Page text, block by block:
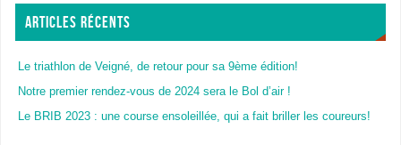
ARTICLES RÉCENTS
Le triathlon de Veigné, de retour pour sa 9ème édition!
Notre premier rendez-vous de 2024 sera le Bol d’air !
Le BRIB 2023 : une course ensoleillée, qui a fait briller les coureurs!